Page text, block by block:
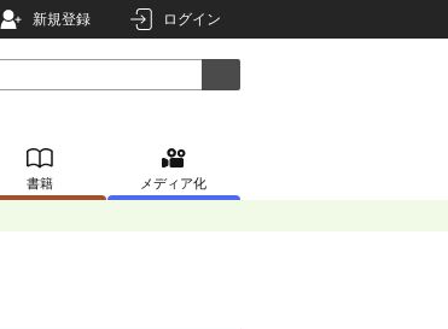
新規登録 ログイン
書籍 メディア化